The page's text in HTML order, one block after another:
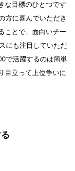
な目標のひとつです
方に喜んでいただき
ことで、面白いチー
にも注目していただ
で活躍するのは簡単
目立って上位争いに